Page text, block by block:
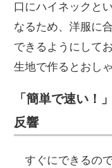
口にハイネックと
なるため、洋服に
できるようにして
生地で作るとおし
「簡単で速い！
反響
すぐにできるの